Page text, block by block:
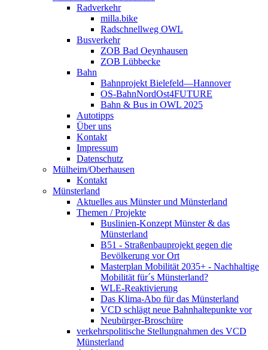
Radverkehr
milla.bike
Radschnellweg OWL
Busverkehr
ZOB Bad Oeynhausen
ZOB Lübbecke
Bahn
Bahnprojekt Bielefeld—Hannover
OS-BahnNordOst4FUTURE
Bahn & Bus in OWL 2025
Autotipps
Über uns
Kontakt
Impressum
Datenschutz
Mülheim/Oberhausen
Kontakt
Münsterland
Aktuelles aus Münster und Münsterland
Themen / Projekte
Buslinien-Konzept Münster & das
Münsterland
B51 - Straßenbauprojekt gegen die
Bevölkerung vor Ort
Masterplan Mobilität 2035+ - Nachhaltige
Mobilität für´s Münsterland?
WLE-Reaktivierung
Das Klima-Abo für das Münsterland
VCD schlägt neue Bahnhaltepunkte vor
Neubürger-Broschüre
verkehrspolitische Stellungnahmen des VCD
Münsterland